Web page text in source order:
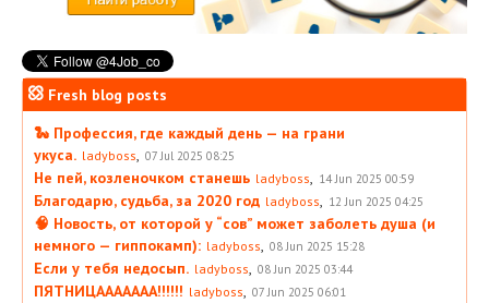
Fresh blog posts
🐍 Профессия, где каждый день — на грани
укуса. ladyboss, 07 Jul 2025 08:25
Не пей, козленочком станешь ladyboss, 14 Jun 2025 00:59
Благодарю, судьба, за 2020 год ladyboss, 12 Jun 2025 04:25
🧠 Новость, от которой у “сов” может заболеть душа (и
немного — гиппокамп): ladyboss, 08 Jun 2025 15:28
Если у тебя недосып. ladyboss, 08 Jun 2025 03:44
ПЯТНИЦААААААА!!!!!! ladyboss, 07 Jun 2025 06:01